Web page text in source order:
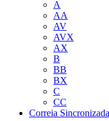
A
AA
AV
AVX
AX
B
BB
BX
C
CC
Correia Sincronizada